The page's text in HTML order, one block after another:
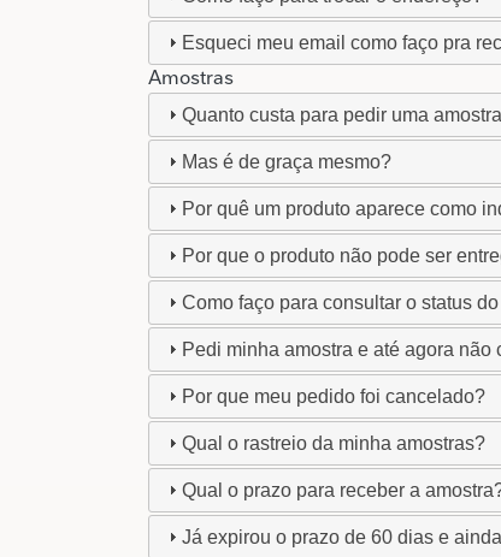
Esqueci meu email como faço pra
Amostras
Quanto custa para pedir uma
Mas é de graça mesmo?
Por quê um produto aparece como
Por que o produto não pode ser
Como faço para consultar o status
Pedi minha amostra e até agora não
Por que meu pedido foi cancelado?
Qual o rastreio da minha amostras?
Qual o prazo para receber a
Já expirou o prazo de 60 dias e